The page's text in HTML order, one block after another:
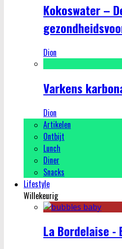
Kokoswater –
Dion
Varkens
Dion
Artikelen
Ontbijt
Lunch
Diner
Snacks
Lifestyle
Willekeurig
La Bordelaise -